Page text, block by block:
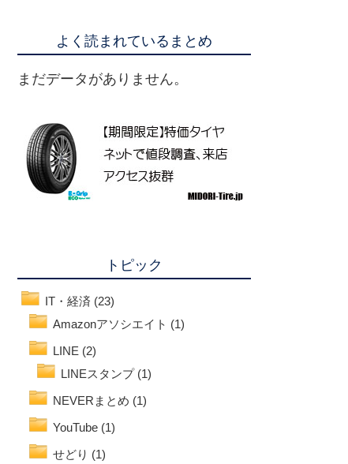
よく読まれているまとめ
まだデータがありません。
トピック
IT・経済 (23)
Amazonアソシエイト (1)
LINE (2)
LINEスタンプ(1)
NEVERまとめ (1)
YouTube (1)
せどり (1)